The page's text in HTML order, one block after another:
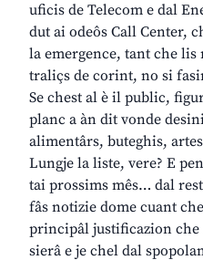
uficis de Telecom e dal
dut ai odeôs Call Center,
la emergence, tant che lis
traliçs de corint, no si
Se chest al è il public,
planc a àn dit vonde
alimentârs, buteghis,
Lungje la liste, vere? E
tai prossims mês… dal
fâs notizie dome cuant
principâl justificazion
sierâ e je chel dal